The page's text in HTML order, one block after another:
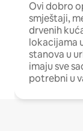
Ovi dobro
smještaji,
drvenih
lokacijama
stanova u
imaju sve
potrebni u